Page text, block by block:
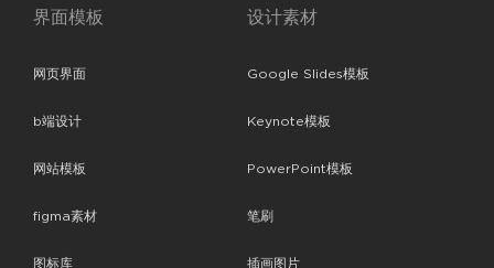
界面模板
网页界面
b端设计
网站模板
figma素材
图标库
设计素材
Google Slides模板
Keynote模板
PowerPoint模板
笔刷
插画图片